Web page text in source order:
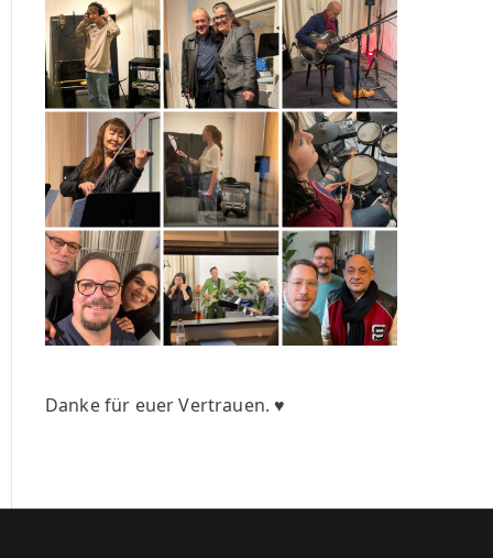
Danke für euer Vertrauen. ♥